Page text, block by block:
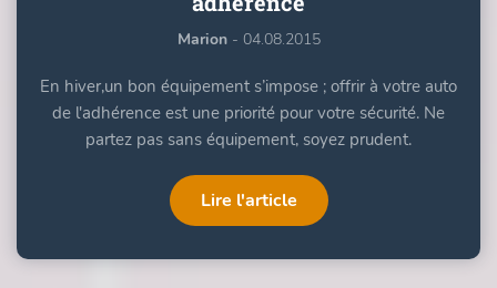
Marion - 04.08.2015
En hiver,un bon équipement s’impose ; offrir à votre auto
de l'adhérence est une priorité pour votre sécurité. Ne
partez pas sans équipement, soyez prudent.
Lire l'article